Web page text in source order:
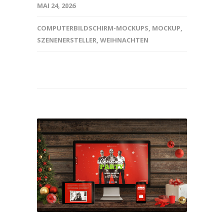
MAI 24, 2026
COMPUTERBILDSCHIRM-MOCKUPS, MOCKUP,
SZENENERSTELLER, WEIHNACHTEN